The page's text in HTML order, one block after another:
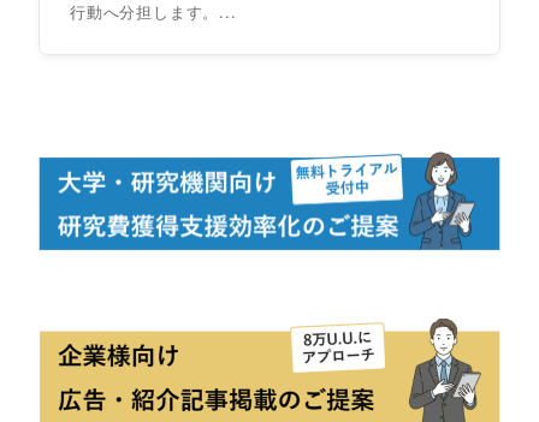
行動へ分担します。...